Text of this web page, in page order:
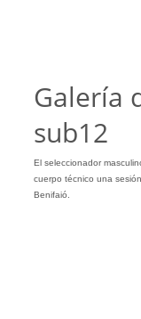
Galería
sub12
El seleccionador
cuerpo técnico una
Benifaió.